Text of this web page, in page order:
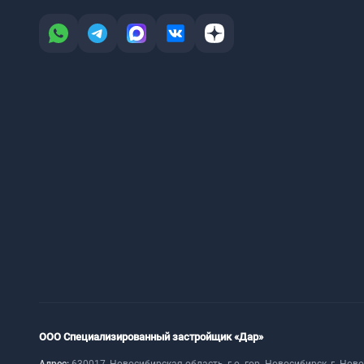
ООО Специализированный застройщик «Дар»